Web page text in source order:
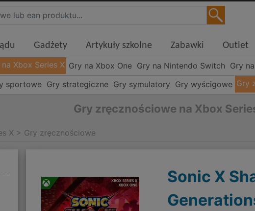
Gadżety Artykuły szkolne Zabawki Outlet
na Xbox Series X Gry na Xbox One Gry na Nintendo Switch Gry
sportowe Gry strategiczne Gry symulatory Gry wyścigowe Gry
Gry zręcznościowe na Xbox
X > Gry zręcznościowe
Sonic X